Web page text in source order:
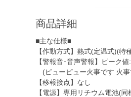
商品詳細
■主な仕様■
【作動方式】熱式(定温式)(特
【警報音･音声警報】ピーク
(ピューピュー火事です 火事
【移報接点】なし
【電源】専用リチウム電池(同